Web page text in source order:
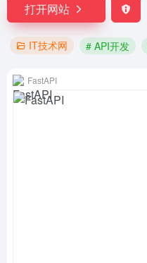
打开网站
IT技术网 # API开发
FastAPI